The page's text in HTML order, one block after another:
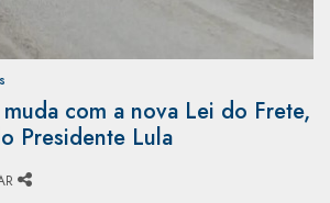
com a nova Lei do Frete,
Presidente Lula